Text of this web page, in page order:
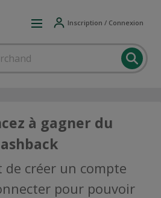
Inscription / Connexion
à gagner du
de créer un compte
pour pouvoir